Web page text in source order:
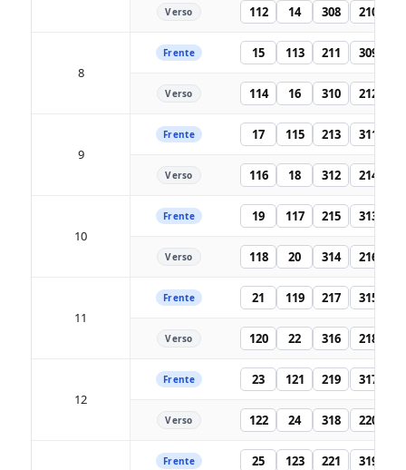
Verso 112 14 308 210
8
Frente 15 113 211 309
Verso 114 16 310 212
9
Frente 17 115 213 311
Verso 116 18 312 214
10
Frente 19 117 215 313
Verso 118 20 314 216
11
Frente 21 119 217 315
Verso 120 22 316 218
12
Frente 23 121 219 317
Verso 122 24 318 220
Frente 25 123 221 319